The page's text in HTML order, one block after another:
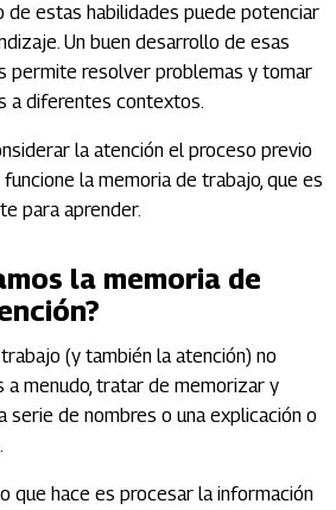
de estas habilidades puede potenciar
Un buen desarrollo de esas
permite resolver problemas y tomar
a diferentes contextos.
la atención el proceso previo
la memoria de trabajo, que es
para aprender.
la memoria de
(y también la atención) no
a menudo, tratar de memorizar y
serie de nombres o una explicación o
que hace es procesar la información